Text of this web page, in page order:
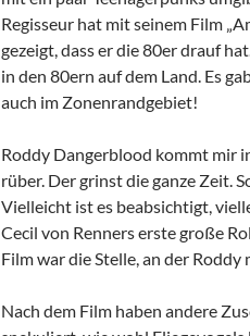
Regisseur hat mit seinem Film
gezeigt, dass er die 80er drauf
in den 80ern auf dem Land. Es
auch im Zonenrandgebiet!
Roddy Dangerblood kommt mir
rüber. Der grinst die ganze Zeit.
Vielleicht ist es beabsichtigt,
Cecil von Renners erste große
Film war die Stelle, an der
Nach dem Film haben andere